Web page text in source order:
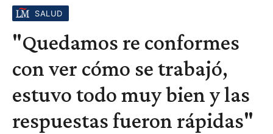
SALUD
"Quedamos re conformes
con ver cómo se trabajó,
estuvo todo muy bien y las
respuestas fueron rápidas"